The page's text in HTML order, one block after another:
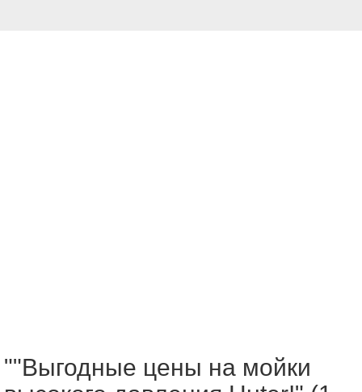
""Выгодные цены на мойки